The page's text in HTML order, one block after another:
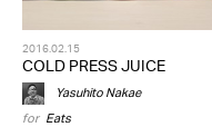
2016.02.15
COLD PRESS JUICE
Yasuhito Nakae
for Eats